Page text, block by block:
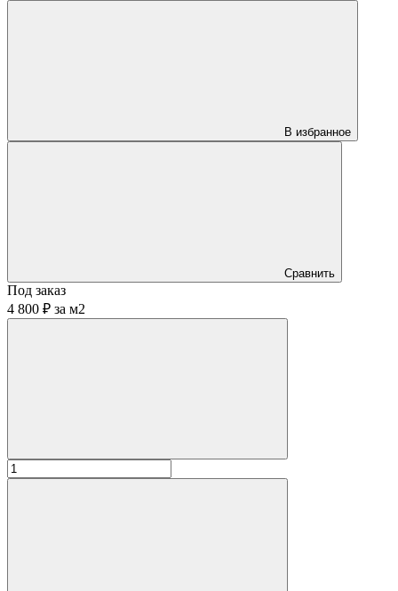
В избранное
Сравнить
Под заказ
4 800 ₽ за м2